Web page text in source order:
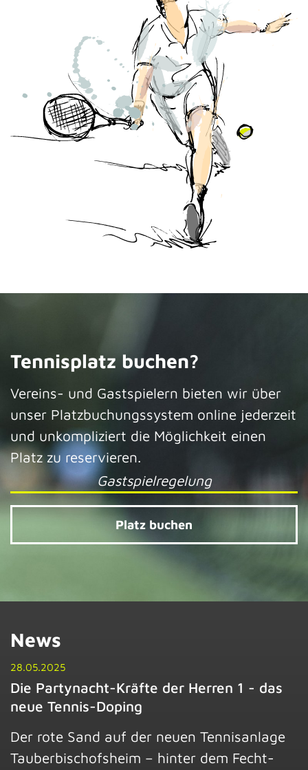
Tennisplatz buchen?
Vereins- und Gastspielern bieten wir über
unser Platzbuchungssystem online jederzeit
und unkompliziert die Möglichkeit einen
Platz zu reservieren.
Gastspielregelung
Platz buchen
News
28.05.2025
Die Partynacht-Kräfte der Herren 1 - das
neue Tennis-Doping
Der rote Sand auf der neuen Tennisanlage
Tauberbischofsheim – hinter dem Fecht-